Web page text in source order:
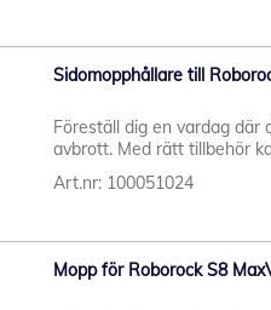
Sidomopphållare till
Föreställ dig en vardag där
avbrott. Med rätt tillbehör
Art.nr: 100051024
Mopp för Roborock S8